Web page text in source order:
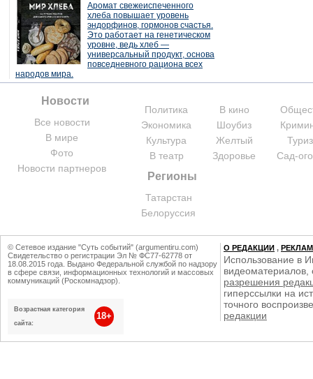
Аромат свежеиспеченного
хлеба повышает уровень
эндорфинов, гормонов счастья.
Это работает на генетическом
уровне, ведь хлеб —
универсальный продукт, основа
повседневного рациона всех
народов мира.
Новости
Все новости
В мире
Фото
Новости партнеров
Политика
Экономика
Культура
В театр
В кино
Шоубиз
Желтый
Здоровье
Сад-
Регионы
Татарстан
Белоруссия
© Сетевое издание "Суть событий" (argumentiru.com)
Свидетельство о регистрации Эл № ФС77-62778 от
18.08.2015 года. Выдано Федеральной службой по надзору
в сфере связи, информационных технологий и массовых
коммуникаций (Роскомнадзор).
Возрастная категория
сайта:
18+
О РЕДАКЦИИ ,
Использование в
видеоматериалов,
разрешения
гиперссылки на
точного
редакции